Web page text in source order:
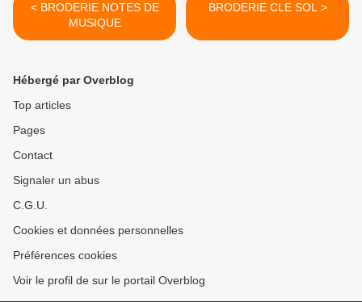
< BRODERIE NOTES DE
MUSIQUE
BRODERIE CLE SOL >
Hébergé par Overblog
Top articles
Pages
Contact
Signaler un abus
C.G.U.
Cookies et données personnelles
Préférences cookies
Voir le profil de sur le portail Overblog